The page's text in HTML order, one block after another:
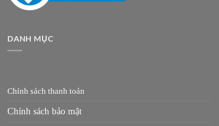
DANH MỤC
Chính sách thanh toán
Chính sách bảo mật